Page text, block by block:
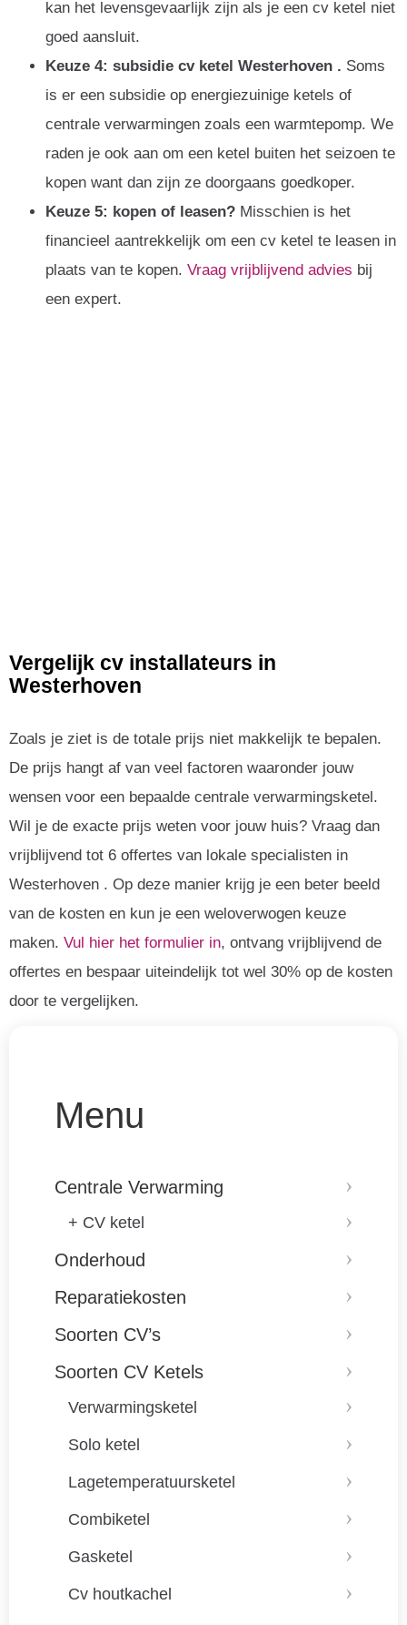
kan het levensgevaarlijk zijn als je een cv ketel niet
goed aansluit.
Keuze 4: subsidie cv ketel Westerhoven . Soms
is er een subsidie op energiezuinige ketels of
centrale verwarmingen zoals een warmtepomp. We
raden je ook aan om een ketel buiten het seizoen te
kopen want dan zijn ze doorgaans goedkoper.
Keuze 5: kopen of leasen? Misschien is het
financieel aantrekkelijk om een cv ketel te leasen in
plaats van te kopen. Vraag vrijblijvend advies bij
een expert.
Vergelijk cv installateurs in
Westerhoven
Zoals je ziet is de totale prijs niet makkelijk te bepalen.
De prijs hangt af van veel factoren waaronder jouw
wensen voor een bepaalde centrale verwarmingsketel.
Wil je de exacte prijs weten voor jouw huis? Vraag dan
vrijblijvend tot 6 offertes van lokale specialisten in
Westerhoven . Op deze manier krijg je een beter beeld
van de kosten en kun je een weloverwogen keuze
maken. Vul hier het formulier in, ontvang vrijblijvend de
offertes en bespaar uiteindelijk tot wel 30% op de kosten
door te vergelijken.
Menu
Centrale Verwarming
+ CV ketel
Onderhoud
Reparatiekosten
Soorten CV’s
Soorten CV Ketels
Verwarmingsketel
Solo ketel
Lagetemperatuursketel
Combiketel
Gasketel
Cv houtkachel